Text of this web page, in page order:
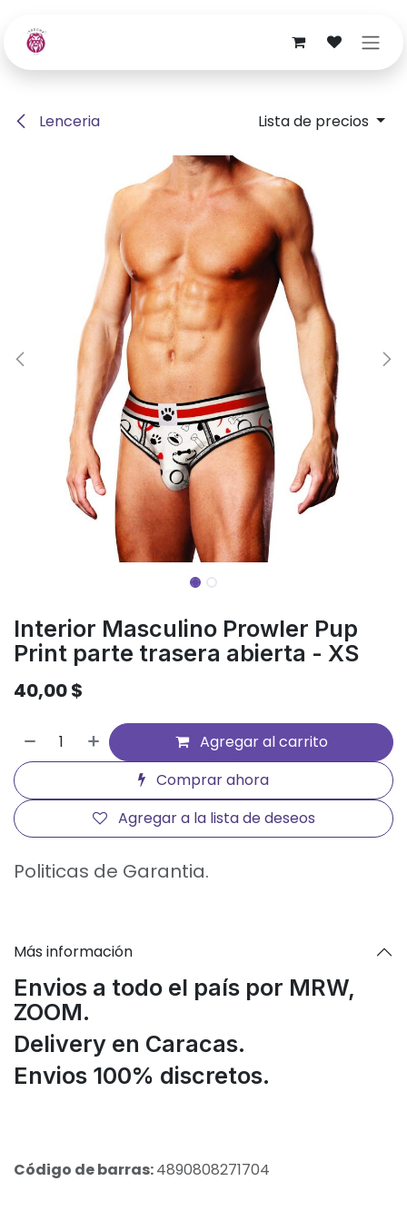
Lenceria Lista de precios
Interior Masculino Prowler Pup
Print parte trasera abierta - XS
40,00$
Agregar al carrito
Comprar ahora
Agregar a la lista de deseos
Politicas de Garantia.
Más información
Envios a todo el país por MRW,
ZOOM.
Delivery en Caracas.
Envios 100% discretos.
Código de barras:4890808271704